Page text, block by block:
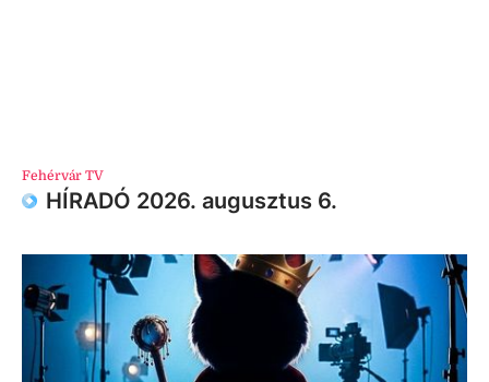
Fehérvár TV
HÍRADÓ 2026. augusztus 6.